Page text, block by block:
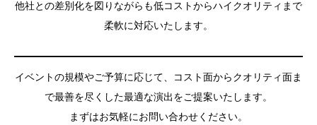
他社との差別化を図りながらも低コストからハイクオリティまで
柔軟に対応いたします。
イベントの規模やご予算に応じて、コスト面からクオリティ面ま
で最善を尽くした最適な演出をご提案いたします。
まずはお気軽にお問い合わせください。